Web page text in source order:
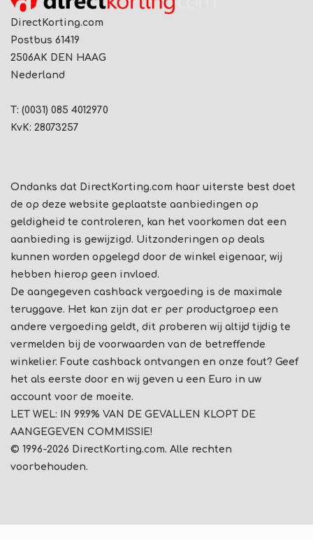
DirectKorting.com
Postbus 61419
2506AK DEN HAAG
Nederland
T: (0031) 085 4012970
KvK: 28073257
Ondanks dat DirectKorting.com haar uiterste best doet
de op deze website geplaatste aanbiedingen op
geldigheid te controleren, kan het voorkomen dat een
aanbieding is gewijzigd. Uitzonderingen op deals
kunnen worden opgelegd door de winkel eigenaar, wij
hebben hierop geen invloed.
De aangegeven cashback vergoeding is de maximale
teruggave. Het kan zijn dat er per productgroep een
andere vergoeding geldt, dit proberen wij altijd tijdig te
vermelden bij de voorwaarden van de betreffende
winkelier. Foute cashback ontvangen en onze fout? Geef
het als eerste door en wij geven u een Euro in uw
account voor de moeite.
LET WEL: IN 99.9% VAN DE GEVALLEN KLOPT DE
AANGEGEVEN COMMISSIE!
© 1996-2026 DirectKorting.com. Alle rechten
voorbehouden.